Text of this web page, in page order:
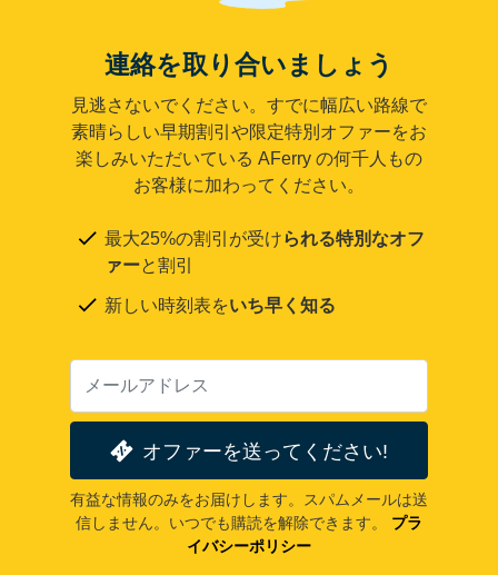
連絡を取り合いましょう
見逃さないでください。すでに幅広い路線で
素晴らしい早期割引や限定特別オファーをお
楽しみいただいている AFerry の何千人もの
お客様に加わってください。
最大25%の割引が受けられる特別なオフ
ァーと割引
新しい時刻表をいち早く知る
オファーを送ってください!
有益な情報のみをお届けします。スパムメールは送
信しません。いつでも購読を解除できます。
プラ
イバシーポリシー